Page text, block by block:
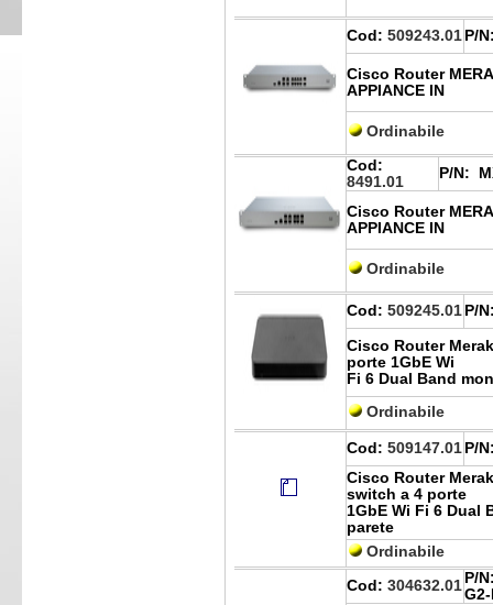
Cod: 509243.01 P/
Cisco Router
APPIANCE IN
Ordinabile
Cod:
8491.01
P/N:
Cisco Router
APPIANCE IN
Ordinabile
Cod: 509245.01 P/
Cisco Router
porte 1GbE Wi
Fi 6 Dual Band
Ordinabile
Cod: 509147.01 P/
Cisco Router
switch a 4 porte
1GbE Wi Fi 6 Dual
parete
Ordinabile
Cod: 304632.01 P/